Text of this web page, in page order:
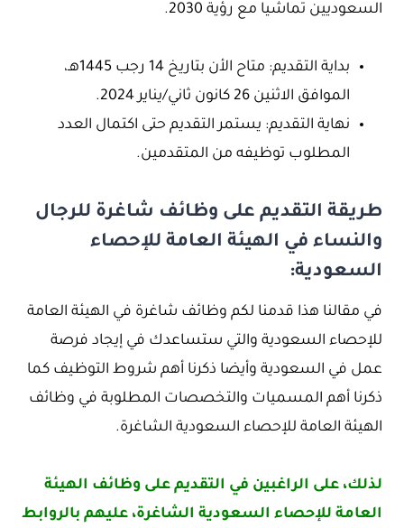
السعوديين تماشيا مع رؤية 2030.
بداية التقديم: متاح الأن بتاريخ 14 رجب 1445هـ،
الموافق الاثنين 26 كانون ثاني/يناير 2024.
نهاية التقديم: يستمر التقديم حتى اكتمال العدد
المطلوب توظيفه من المتقدمين.
طريقة التقديم على وظائف شاغرة للرجال
والنساء في الهيئة العامة للإحصاء
السعودية:
في مقالنا هذا قدمنا لكم وظائف شاغرة في الهيئة العامة
للإحصاء السعودية والتي ستساعدك في إيجاد فرصة
عمل في السعودية وأيضا ذكرنا أهم شروط التوظيف كما
ذكرنا أهم المسميات والتخصصات المطلوبة في وظائف
الهيئة العامة للإحصاء السعودية الشاغرة.
لذلك، على الراغبين في التقديم على وظائف الهيئة
العامة للإحصاء السعودية الشاغرة، عليهم بالروابط